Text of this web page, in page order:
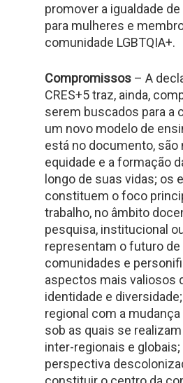
promover a igualdade
para mulheres e
comunidade LGBTQIA+.
Compromissos – A
CRES+5 traz, ainda,
serem buscados para a
um novo modelo de
está no documento, são
equidade e a formação
longo de suas vidas; os
constituem o foco
trabalho, no âmbito
pesquisa, institucional
representam o futuro
comunidades e
aspectos mais valiosos
identidade e
regional com a
sob as quais se
inter-regionais e globais;
perspectiva